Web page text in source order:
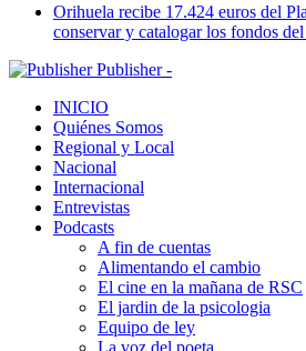
Orihuela recibe 17.424 euros del
conservar y catalogar los fondos
Publisher -
INICIO
Quiénes Somos
Regional y Local
Nacional
Internacional
Entrevistas
Podcasts
A fin de cuentas
Alimentando el cambio
El cine en la mañana de RSC
El jardin de la psicologia
Equipo de ley
La voz del poeta